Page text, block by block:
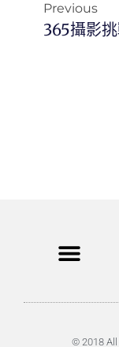
Previous
© 2018 All